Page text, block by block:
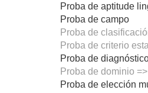
Proba de aptitude
Proba de campo
Proba de
Proba de criterio
Proba de
Proba de dominio =>
Proba de elección